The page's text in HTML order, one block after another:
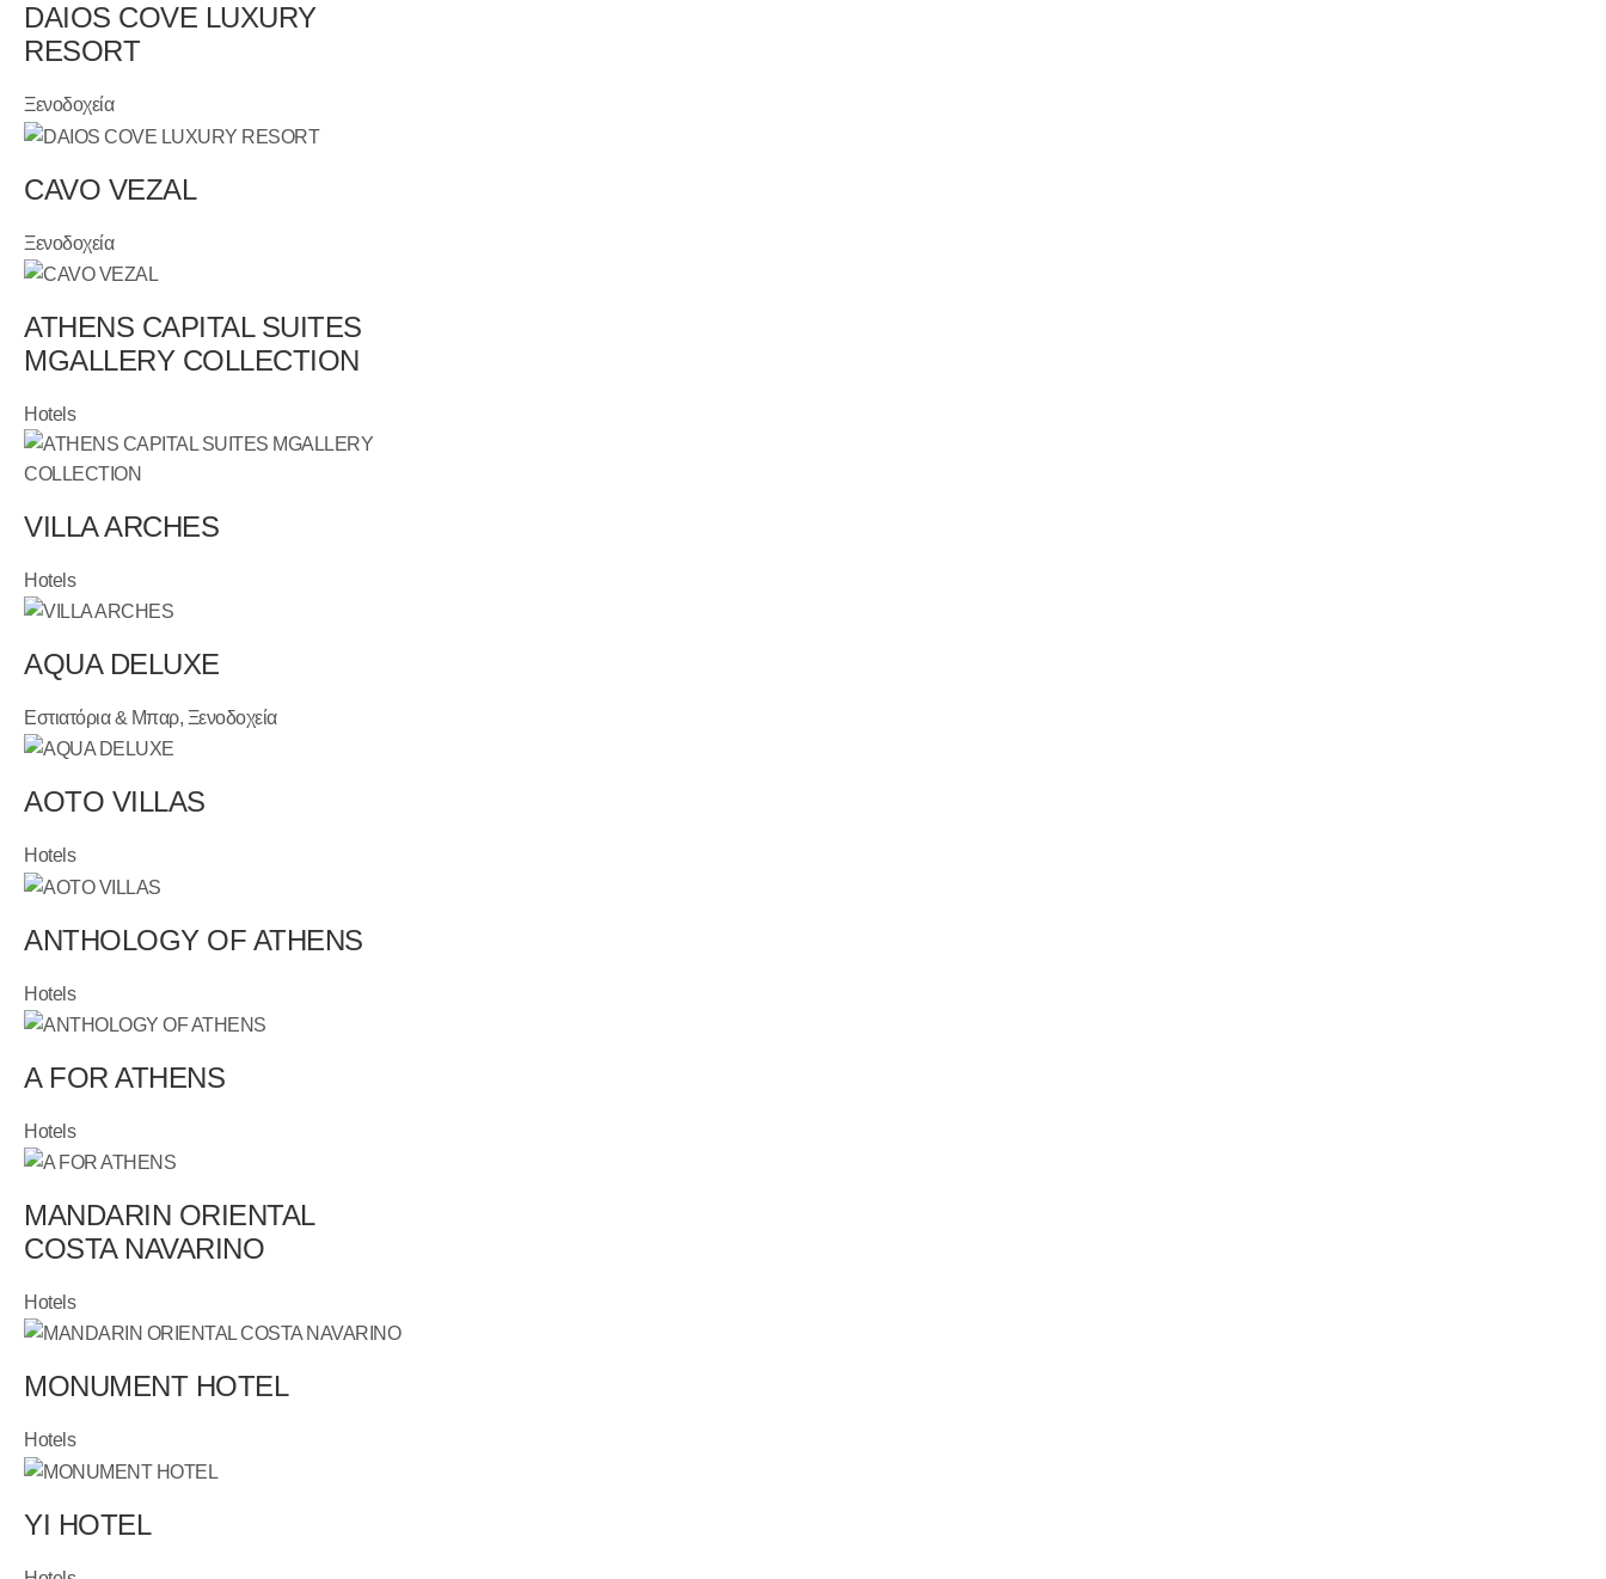
DAIOS COVE LUXURY
RESORT
Ξενοδοχεία
CAVO VEZAL
Ξενοδοχεία
ATHENS CAPITAL SUITES
MGALLERY COLLECTION
Hotels
VILLA ARCHES
Hotels
AQUA DELUXE
Εστιατόρια & Μπαρ, Ξενοδοχεία
AOTO VILLAS
Hotels
ANTHOLOGY OF ATHENS
Hotels
A FOR ATHENS
Hotels
MANDARIN ORIENTAL
COSTA NAVARINO
Hotels
MONUMENT HOTEL
Hotels
YI HOTEL